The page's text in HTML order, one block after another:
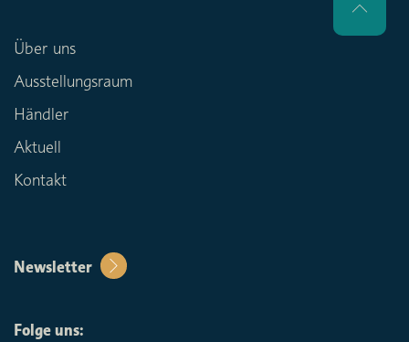
Über uns
Ausstellungsraum
Händler
Aktuell
Kontakt
Newsletter
Folge uns: